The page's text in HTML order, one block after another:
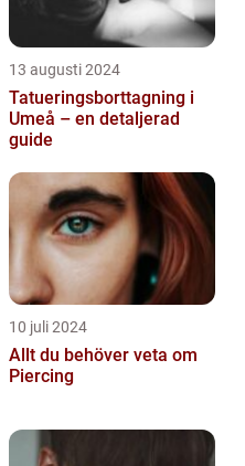
13 augusti 2024
Tatueringsborttagning i
Umeå – en detaljerad
guide
10 juli 2024
Allt du behöver veta om
Piercing